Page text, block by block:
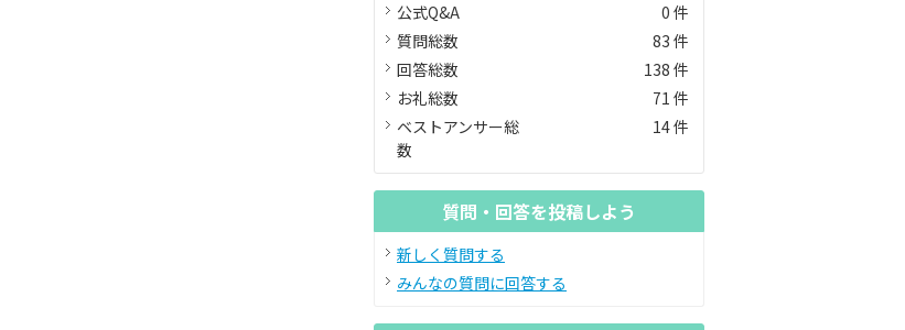
公式Q&A
0 件
質問総数
83 件
回答総数
138 件
お礼総数
71 件
ベストアンサー総
数
14 件
質問・回答を投稿しよう
新しく質問する
みんなの質問に回答する